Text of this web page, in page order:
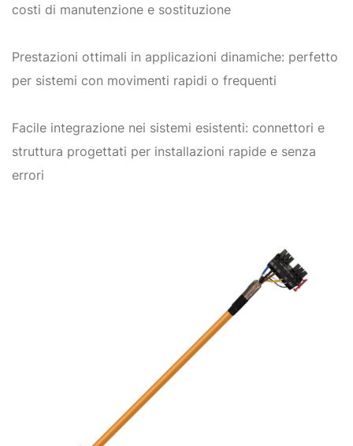
costi di manutenzione e sostituzione
Prestazioni ottimali in applicazioni dinamiche: perfetto
per sistemi con movimenti rapidi o frequenti
Facile integrazione nei sistemi esistenti: connettori e
struttura progettati per installazioni rapide e senza
errori